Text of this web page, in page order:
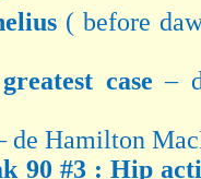
( before
case–
de Hamilton
90 #3 : Hip